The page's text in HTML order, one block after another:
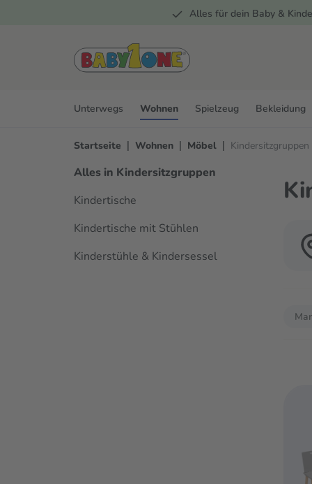
Zur Hauptnavigation springen Alles für dein Baby &
Unterwegs Wohnen Spielzeug Bekleidung
Startseite | Wohnen | Möbel | Kindersitzgruppen
Alles in Kindersitzgruppen
Kindertische
Kindertische mit Stühlen
Kinderstühle & Kindersessel